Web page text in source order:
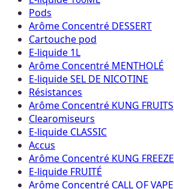
Pods
Arôme Concentré DESSERT
Cartouche pod
E-liquide 1L
Arôme Concentré MENTHOLÉ
E-liquide SEL DE NICOTINE
Résistances
Arôme Concentré KUNG FRUITS
Clearomiseurs
E-liquide CLASSIC
Accus
Arôme Concentré KUNG FREEZE
E-liquide FRUITÉ
Arôme Concentré CALL OF VAPE